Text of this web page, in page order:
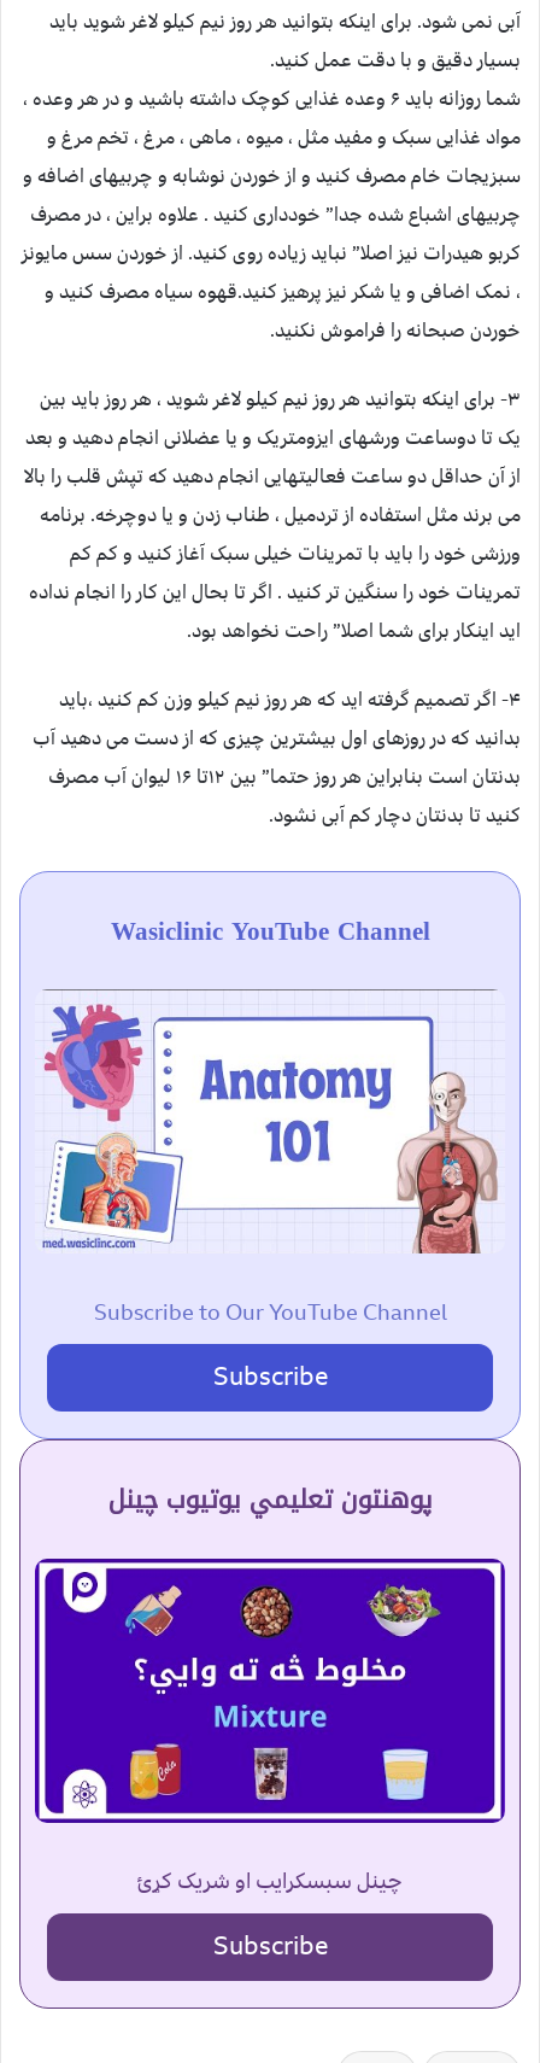
آبی نمی شود. برای اینکه بتوانید هر روز نیم کیلو لاغر شوید باید
بسیار دقیق و با دقت عمل کنید.
شما روزانه باید ۶ وعده غذایی کوچک داشته باشید و در هر وعده ،
مواد غذایی سبک و مفید مثل ، میوه ، ماهی ، مرغ ، تخم مرغ و
سبزیجات خام مصرف کنید و از خوردن نوشابه و چربیهای اضافه و
چربیهای اشباع شده جدا” خودداری کنید . علاوه براین ، در مصرف
کربو هیدرات نیز اصلا” نباید زیاده روی کنید. از خوردن سس مایونز
، نمک اضافی و یا شکر نیز پرهیز کنید.قهوه سیاه مصرف کنید و
خوردن صبحانه را فراموش نکنید.
۳- برای اینکه بتوانید هر روز نیم کیلو لاغر شوید ، هر روز باید بین
یک تا دوساعت ورشهای ایزومتریک و یا عضلانی انجام دهید و بعد
از آن حداقل دو ساعت فعالیتهایی انجام دهید که تپش قلب را بالا
می برند مثل استفاده از تردمیل ، طناب زدن و یا دوچرخه. برنامه
ورزشی خود را باید با تمرینات خیلی سبک آغاز کنید و کم کم
تمرینات خود را سنگین تر کنید . اگر تا بحال این کار را انجام نداده
اید اینکار برای شما اصلا” راحت نخواهد بود.
۴- اگر تصمیم گرفته اید که هر روز نیم کیلو وزن کم کنید ،باید
بدانید که در روزهای اول بیشترین چیزی که از دست می دهید آب
بدنتان است بنابراین هر روز حتما” بین ۱۲تا ۱۶ لیوان آب مصرف
کنید تا بدنتان دچار کم آبی نشود.
Wasiclinic YouTube Channel
Subscribe to Our YouTube Channel
Subscribe
پوهنتون تعلیمي یوتیوب چینل
چینل سبسکرایب او شریک کړئ
Subscribe